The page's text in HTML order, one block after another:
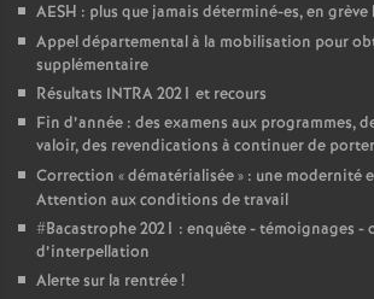
AESH : plus que jamais déterminé-es, en
Appel départemental à la mobilisation pour
supplémentaire
Résultats INTRA 2021 et recours
Fin d’année : des examens aux programmes,
valoir, des revendications à continuer de porter
Correction «dématérialisée» : une modernité
Attention aux conditions de travail
#Bacastrophe 2021 : enquête - témoignages -
d’interpellation
Alerte sur la rentrée!